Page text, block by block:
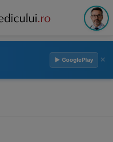
▶ GooglePlay ×